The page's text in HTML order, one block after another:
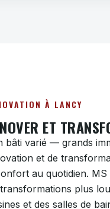
À LANCY
ET
bâti varié — grands
et de
au quotidien.
plus
et des salles de